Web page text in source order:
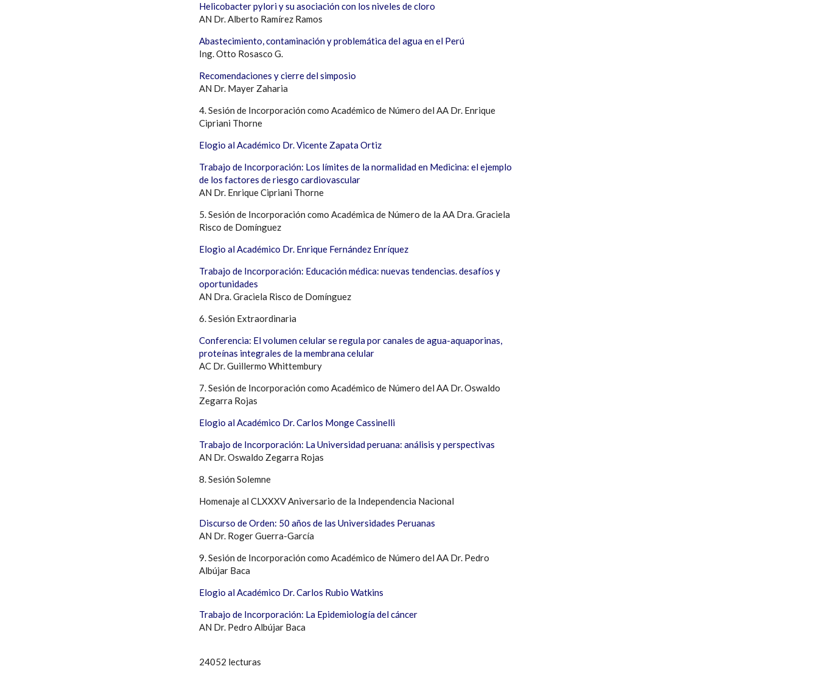
Helicobacter pylori y su asociación con los niveles de cloro
AN Dr. Alberto Ramírez Ramos
Abastecimiento, contaminación y problemática del agua en el Perú
Ing. Otto Rosasco G.
Recomendaciones y cierre del simposio
AN Dr. Mayer Zaharia
4. Sesión de Incorporación como Académico de Número del AA Dr. Enrique
Cipriani Thorne
Elogio al Académico Dr. Vicente Zapata Ortiz
Trabajo de Incorporación: Los límites de la normalidad en Medicina: el ejemplo
de los factores de riesgo cardiovascular
AN Dr. Enrique Cipriani Thorne
5. Sesión de Incorporación como Académica de Número de la AA Dra. Graciela
Risco de Domínguez
Elogio al Académico Dr. Enrique Fernández Enríquez
Trabajo de Incorporación: Educación médica: nuevas tendencias. desafíos y
oportunidades
AN Dra. Graciela Risco de Domínguez
6. Sesión Extraordinaria
Conferencia: El volumen celular se regula por canales de agua-aquaporinas,
proteínas integrales de la membrana celular
AC Dr. Guillermo Whittembury
7. Sesión de Incorporación como Académico de Número del AA Dr. Oswaldo
Zegarra Rojas
Elogio al Académico Dr. Carlos Monge Cassinelli
Trabajo de Incorporación: La Universidad peruana: análisis y perspectivas
AN Dr. Oswaldo Zegarra Rojas
8. Sesión Solemne
Homenaje al CLXXXV Aniversario de la Independencia Nacional
Discurso de Orden: 50 años de las Universidades Peruanas
AN Dr. Roger Guerra-García
9. Sesión de Incorporación como Académico de Número del AA Dr. Pedro
Albújar Baca
Elogio al Académico Dr. Carlos Rubio Watkins
Trabajo de Incorporación: La Epidemiología del cáncer
AN Dr. Pedro Albújar Baca
24052 lecturas